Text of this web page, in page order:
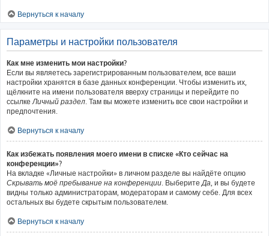
Вернуться к началу
Параметры и настройки пользователя
Как мне изменить мои настройки?
Если вы являетесь зарегистрированным пользователем, все ваши
настройки хранятся в базе данных конференции. Чтобы изменить их,
щёлкните на имени пользователя вверху страницы и перейдите по
ссылкеЛичный раздел. Там вы можете изменить все свои настройки и
предпочтения.
Вернуться к началу
Как избежать появления моего имени в списке «Кто сейчас на
конференции»?
На вкладке «Личные настройки» в личном разделе вы найдёте опцию
Скрывать моё пребывание на конференции. ВыберитеДа, и вы будете
видны только администраторам, модераторам и самому себе. Для всех
остальных вы будете скрытым пользователем.
Вернуться к началу